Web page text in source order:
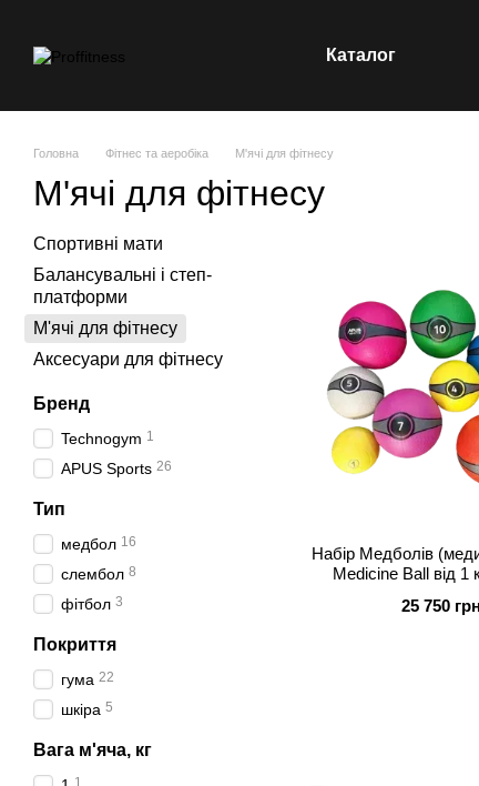
Каталог
Головна Фітнес та аеробіка М'ячі для фітнесу
М'ячі для фітнесу
Набір Медболів
Medicine Ball від 1
Apus Sports
25 750 грн
Спортивні мати
Балансувальні і степ-
платформи
М'ячі для фітнесу
Аксесуари для фітнесу
Бренд
Technogym 1
APUS Sports 26
Тип
медбол 16
слембол 8
фітбол 3
Покриття
гума 22
шкіра 5
Вага м'яча, кг
1